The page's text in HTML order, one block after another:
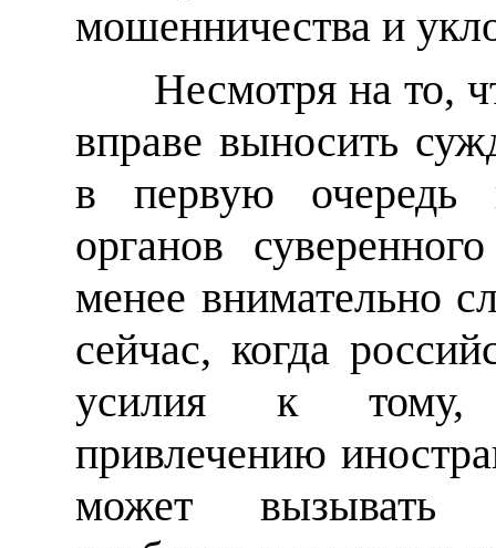
мошенничества и
Несмотря на то,
вправе выносить
в первую очередь
органов суверенного
менее внимательно
сейчас, когда
усилия к тому,
привлечению
может вызывать